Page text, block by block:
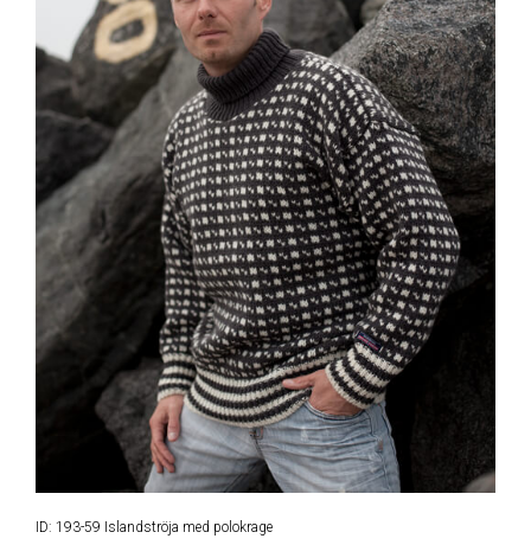
ID: 193-59 Islandströja med polokrage